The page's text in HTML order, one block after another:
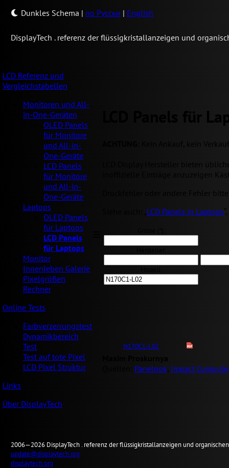
Dunkles Schema | по Русски | English
DisplayTech . referenz der flüssigkristallanzeigen und
LCD Referenz und
Vergleichstabellen
Monitoren und All-
in-One-Geräten
OLED Panels
für Monitore
und All-in-
One-Geräte
LCD Panels
für Monitore
und All-in-
One-Geräte
Laptops
OLED Panels
für Laptops
LCD Panels
für Laptops
Monitor
Innenleben Galerie
Pixelgrößen
Rechner
Online Tests
Farbverzerrungstest
Dynamikbereich
Test
Test auf tote Pixel
LCD Pixel Struktur
Links
Über DisplayTech
LCD Panels für
: Kein Ankauf, kein
LCD Display Hersteller bieten
inoffizielle Einträge anzuzeigen
Druckfehler oder andere Fehler
LCD Panels in Laptops
N170C1-L02
Panelook Impact
2006—2026 DisplayTech . referenz der flüssigkristallanzeigen und
update@displaytech.org
displaytech.org